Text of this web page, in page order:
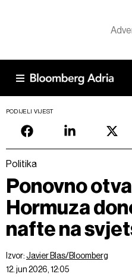
PODIJELI VIJEST
Politika
Ponovno
Hormuza
nafte na
Izvor:Javier Blas/Bloomberg
12. jun 2026, 12:05